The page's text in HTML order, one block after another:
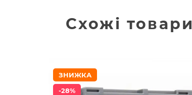
Схожі товари
ЗНИЖКА
-28%